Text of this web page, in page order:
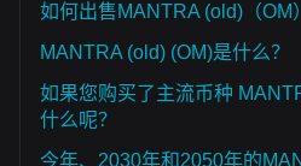
如何出售MANTRA (old)（OM
MANTRA (old) (OM)是什么？
如果您购买了主流币种
什么呢？
今年、2030年和2050年的